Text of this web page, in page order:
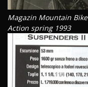
Magazin Mountain Bike
Action spring 1993